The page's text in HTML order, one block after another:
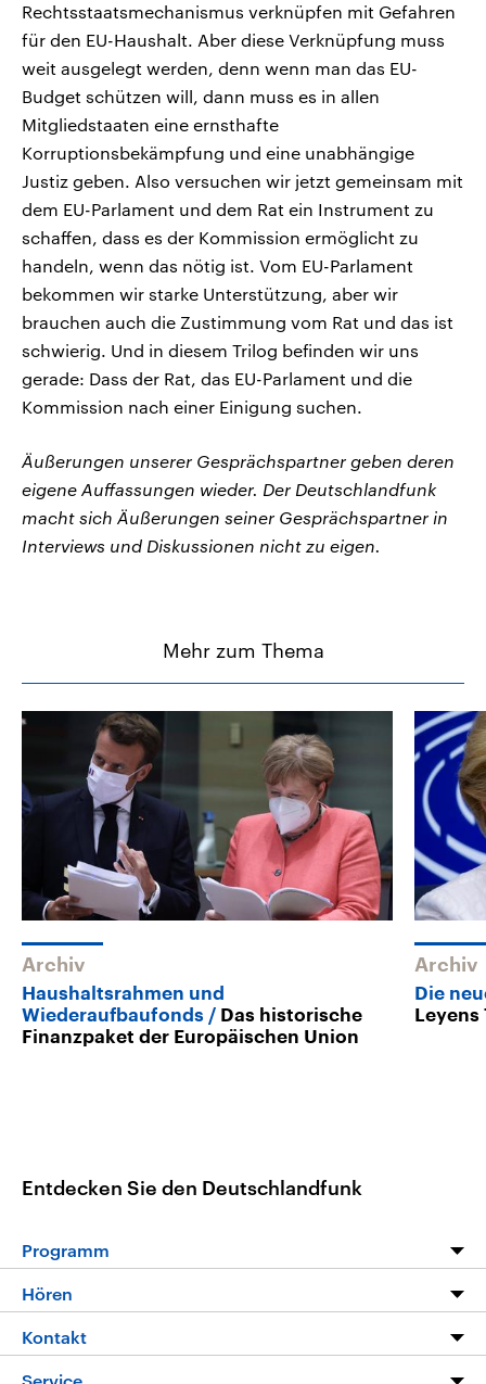
Rechtsstaatsmechanismus verknüpfen mit Gefahren
für den EU-Haushalt. Aber diese Verknüpfung muss
weit ausgelegt werden, denn wenn man das EU-
Budget schützen will, dann muss es in allen
Mitgliedstaaten eine ernsthafte
Korruptionsbekämpfung und eine unabhängige
Justiz geben. Also versuchen wir jetzt gemeinsam mit
dem EU-Parlament und dem Rat ein Instrument zu
schaffen, dass es der Kommission ermöglicht zu
handeln, wenn das nötig ist. Vom EU-Parlament
bekommen wir starke Unterstützung, aber wir
brauchen auch die Zustimmung vom Rat und das ist
schwierig. Und in diesem Trilog befinden wir uns
gerade: Dass der Rat, das EU-Parlament und die
Kommission nach einer Einigung suchen.
Äußerungen unserer Gesprächspartner geben deren
eigene Auffassungen wieder. Der Deutschlandfunk
macht sich Äußerungen seiner Gesprächspartner in
Interviews und Diskussionen nicht zu eigen.
Mehr zum Thema
Archiv
Haushaltsrahmen und
Wiederaufbaufonds
Das historische
Finanzpaket der Europäischen Union
Archiv
Die
Leyens
Entdecken Sie den Deutschlandfunk
Programm
Programm
Die Nachrichten
Hören
Livestream
Kontakt
Hörerservice